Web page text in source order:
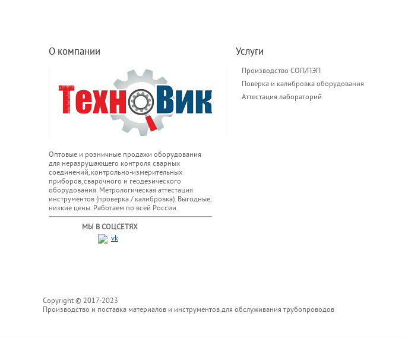
О компании
Оптовые и розничные продажи оборудования
для неразрушающего контроля сварных
соединений, контрольно-измерительных
приборов, сварочного и геодезического
оборудования. Метрологическая аттестация
инструментов (проверка / калибровка). Выгодные,
низкие цены. Работаем по всей России.
МЫ В СОЦСЕТЯХ
Услуги
Производство СОП/ПЭП
Поверка и калибровка оборудования
Аттестация лабораторий
Copyright © 2017-2023
Производство и поставка материалов и инструментов для обслуживания трубопроводов